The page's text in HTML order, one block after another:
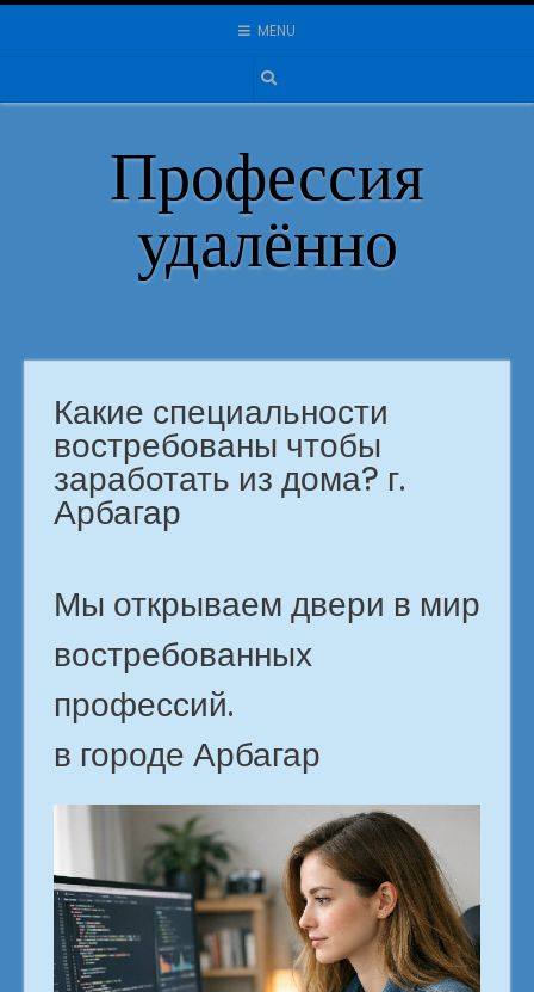
Skip
MENU
Профессия
удалённо
Какие специальности
востребованы чтобы
заработать из дома? г.
Арбагар
Мы открываем двери в мир
востребованных
профессий.
в городе Арбагар